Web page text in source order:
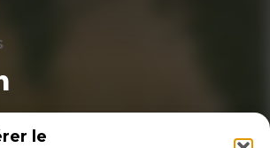
le